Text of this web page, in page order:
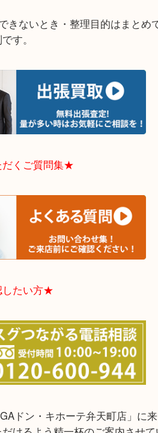
下記フォームより出張買取
・此花区・西区・大正区
川区・福島区・生野区・西区
！！
できないとき・整理目的はま